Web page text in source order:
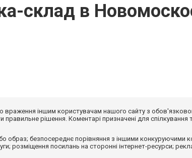
склад в
враження іншим користувачам нашого сайту з
рішення. Коментарі призначені для спілкування
образ; безпосереднє порівняння з іншими конкуруючими
розміщення посилань на сторонні інтернет-ресурси;